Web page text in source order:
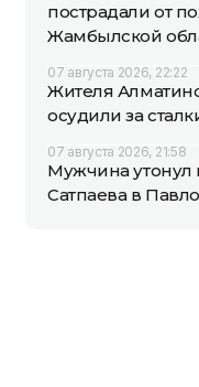
пострадали от
Жамбылской
07 августа 2026, 22:22
Жителя
осудили за
07 августа 2026, 21:58
Мужчина утонул
Сатпаева в